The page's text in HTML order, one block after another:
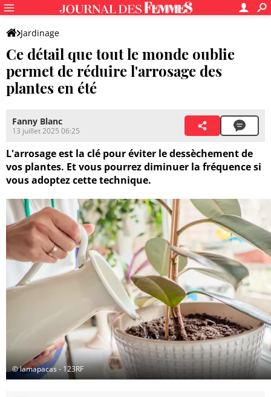
Jardinage
Ce détail que tout le monde oublie
permet de réduire l'arrosage des
plantes en été
Fanny Blanc
13 juillet 2025 06:25
L'arrosage est la clé pour éviter le dessèchement de
vos plantes. Et vous pourrez diminuer la fréquence si
vous adoptez cette technique.
© lamapacas - 123RF